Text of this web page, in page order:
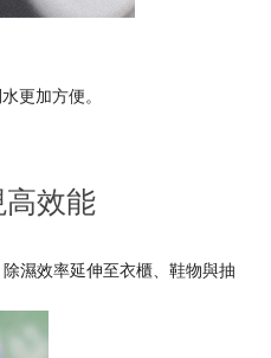
更加方便。
效能
濕效率延伸至衣櫃、鞋物與抽